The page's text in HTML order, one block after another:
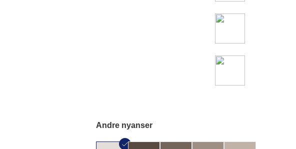
Andre nyanser